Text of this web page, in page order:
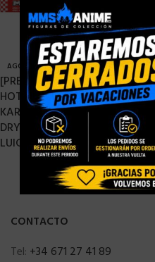
AGOTADO
[PRE-ORDER DICIEMBRE 2021]
HOT WHEELS 1/64 MARIO
KART PACK 4 VEHICULOS:
DRY BONES, DONKEY KONG,
LUIGI & MARIO
35,90€
CONTACTO
Tel: +34 671 27 41 89